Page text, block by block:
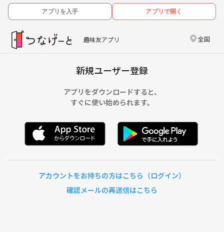
アプリを入手 アプリで開く
趣味友アプリ 全国
新規ユーザー登録
アプリをダウンロードすると、
すぐに使い始められます。
アカウントをお持ちの方はこちら（ログイン）
確認メールの再送信はこちら